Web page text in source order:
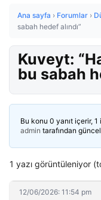
Ana sayfa › Forumlar ›
sabah hedef alındı”
Kuveyt:
bu sabah
Bu konu 0 yanıt içerir,
admin tarafından
1 yazı görüntüleniyor
12/06/2026: 11:54 pm